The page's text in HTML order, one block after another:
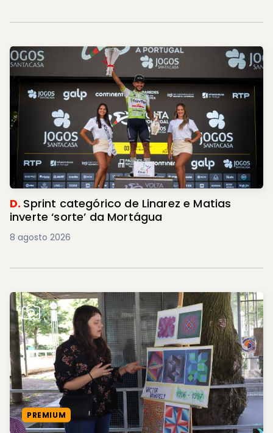
D. Sprint categórico de Linarez e Matias
inverte ‘sorte’ da Mortágua
8 agosto 2026
PREMIUM